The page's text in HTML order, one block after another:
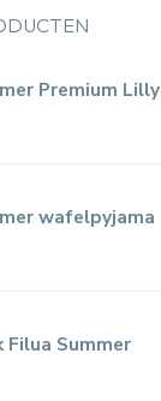
Premium Lilly
wafelpyjama
Filua Summer